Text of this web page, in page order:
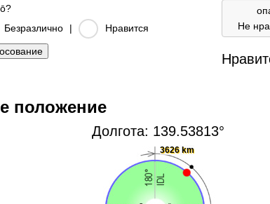
Безразлично | Нравится
Не
положение
Долгота: 139.53813°
3626 km